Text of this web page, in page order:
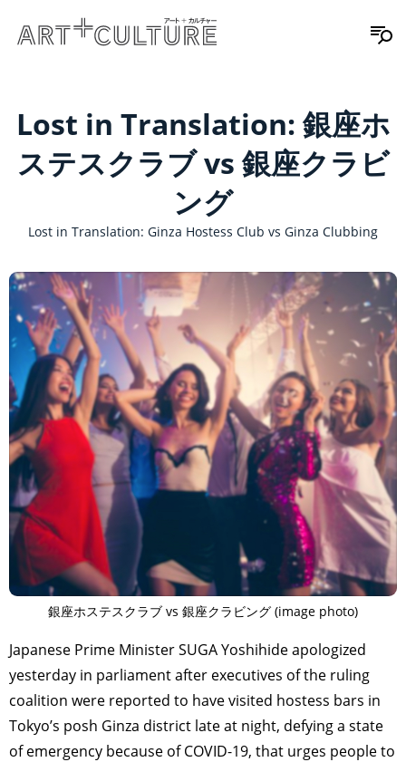
Lost in Translation: 銀座ホ
ステスクラブ vs 銀座クラビ
ング
Lost in Translation: Ginza Hostess Club vs Ginza Clubbing
銀座ホステスクラブ vs 銀座クラビング (image photo)
Japanese Prime Minister SUGA Yoshihide apologized
yesterday in parliament after executives of the ruling
coalition were reported to have visited hostess bars in
Tokyo’s posh Ginza district late at night, defying a state
of emergency because of COVID-19, that urges people to